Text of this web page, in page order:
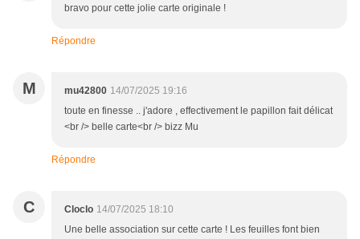
bravo pour cette jolie carte originale !
Répondre
M mu42800 14/07/2025 19:16
toute en finesse .. j'adore , effectivement le papillon fait délicat
<br /> belle carte<br /> bizz Mu
Répondre
C Cloclo 14/07/2025 18:10
Une belle association sur cette carte ! Les feuilles font bien